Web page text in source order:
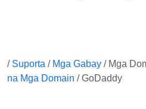
/ Suporta / Mga Gabay / Mga
na Mga Domain / GoDaddy